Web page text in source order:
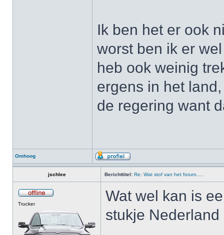
Ik ben het er ook
worst ben ik er
heb ook weinig
ergens in het
de regering want
Omhoog
jschlee Berichttitel: Re: Wat stof van het forum.....
Trucker
Wat wel kan is
stukje